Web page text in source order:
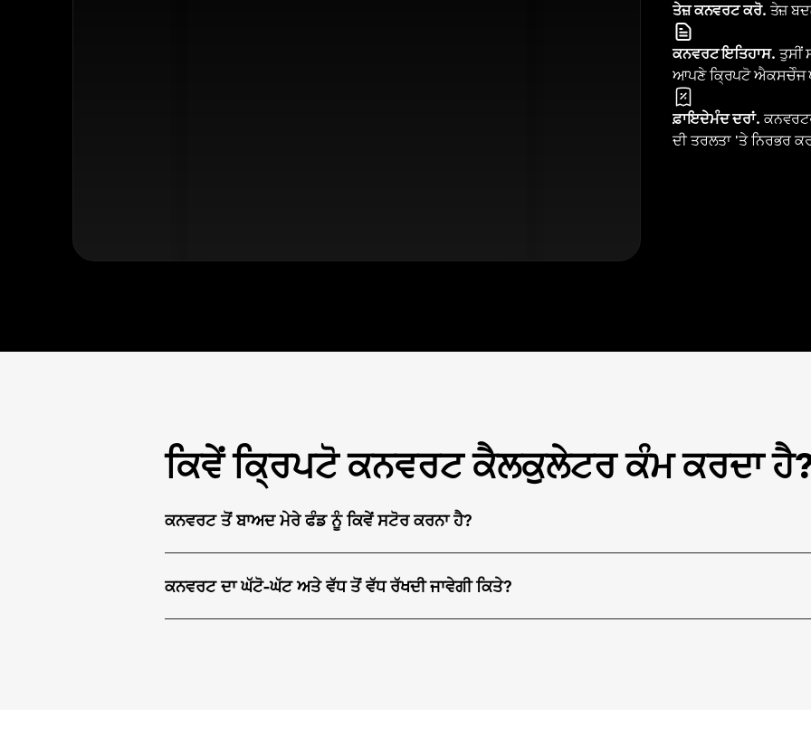
ਤੇਜ਼ ਕਨਵਰਟ ਕਰੋ. ਤੇਜ਼
ਕਨਵਰਟ ਇਤਿਹਾਸ. ਤੁਸੀਂ
ਆਪਣੇ ਕ੍ਰਿਪਟੋ ਐਕਸਚੇੰਜ
ਫ਼ਾਇਦੇਮੰਦ ਦਰਾਂ.
ਦੀ ਤਰਲਤਾ 'ਤੇ ਨਿਰਭਰ
ਕਿਵੇਂ ਕ੍ਰਿਪਟੋ ਕਨਵਰਟ ਕੈਲਕੁਲੇਟਰ ਕੰਮ ਕਰਦਾ
ਕਨਵਰਟ ਤੋਂ ਬਾਅਦ ਮੇਰੇ ਫੰਡ ਨੂੰ ਕਿਵੇਂ ਸਟੋਰ ਕਰਨਾ ਹੈ?
ਕਨਵਰਟ ਦਾ ਘੱਟੋ-ਘੱਟ ਅਤੇ ਵੱਧ ਤੋਂ ਵੱਧ ਰੱਖਦੀ ਜਾਵੇਗੀ ਕਿਤੇ?